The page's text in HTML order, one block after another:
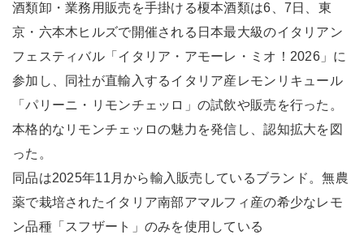
酒類卸・業務用販売を手掛ける榎本酒類は6、7日、東
京・六本木ヒルズで開催される日本最大級のイタリアン
フェスティバル「イタリア・アモーレ・ミオ！2026」に
参加し、同社が直輸入するイタリア産レモンリキュール
「パリーニ・リモンチェッロ」の試飲や販売を行った。
本格的なリモンチェッロの魅力を発信し、認知拡大を図
った。
同品は2025年11月から輸入販売しているブランド。無農
薬で栽培されたイタリア南部アマルフィ産の希少なレモ
ン品種「スフザート」のみを使用している